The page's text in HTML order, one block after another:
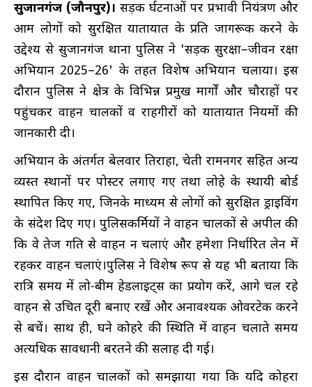
सुजानगंज (जौनपुर)। सड़क दुर्घटनाओं पर प्रभावी नियंत्रण और
आम लोगों को सुरक्षित यातायात के प्रति जागरूक करने के
उद्देश्य से सुजानगंज थाना पुलिस ने 'सड़क सुरक्षा–जीवन रक्षा
अभियान 2025–26' के तहत विशेष अभियान चलाया। इस
दौरान पुलिस ने क्षेत्र के विभिन्न प्रमुख मार्गों और चौराहों पर
पहुंचकर वाहन चालकों व राहगीरों को यातायात नियमों की
जानकारी दी।
अभियान के अंतर्गत बेलवार तिराहा, चेती रामनगर सहित अन्य
व्यस्त स्थानों पर पोस्टर लगाए गए तथा लोहे के स्थायी बोर्ड
स्थापित किए गए, जिनके माध्यम से लोगों को सुरक्षित ड्राइविंग
के संदेश दिए गए। पुलिसकर्मियों ने वाहन चालकों से अपील की
कि वे तेज गति से वाहन न चलाएं और हमेशा निर्धारित लेन में
रहकर वाहन चलाएं।पुलिस ने विशेष रूप से यह भी बताया कि
रात्रि समय में लो-बीम हेडलाइट्स का प्रयोग करें, आगे चल रहे
वाहन से उचित दूरी बनाए रखें और अनावश्यक ओवरटेक करने
से बचें। साथ ही, घने कोहरे की स्थिति में वाहन चलाते समय
अत्यधिक सावधानी बरतने की सलाह दी गई।
इस दौरान वाहन चालकों को समझाया गया कि यदि कोहरा